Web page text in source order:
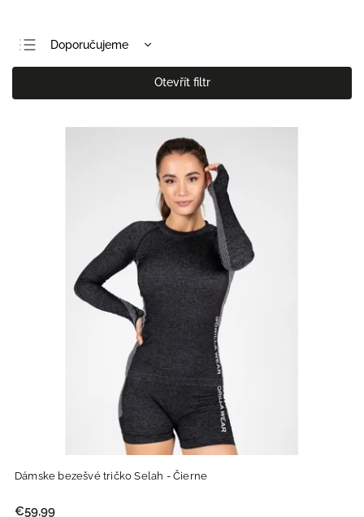
Doporučujeme
Nejlevnější
Nejdražší
Otevřít filtr
Dámske bezešvé tričko Selah - Čierne
€59,99